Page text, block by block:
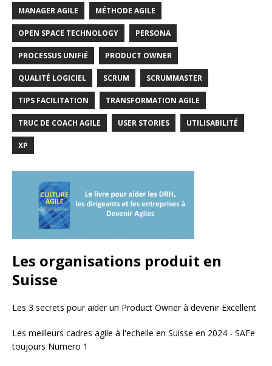
MANAGER AGILE MÉTHODE AGILE
OPEN SPACE TECHNOLOGY PERSONA
PROCESSUS UNIFIÉ PRODUCT OWNER
QUALITÉ LOGICIEL SCRUM SCRUMMASTER
TIPS FACILITATION TRANSFORMATION AGILE
TRUC DE COACH AGILE USER STORIES UTILISABILITÉ
XP
Les organisations produit en
Suisse
Les 3 secrets pour aider un Product Owner à devenir Excellent
Les meilleurs cadres agile à l'echelle en Suisse en 2024 - SAFe
toujours Numero 1